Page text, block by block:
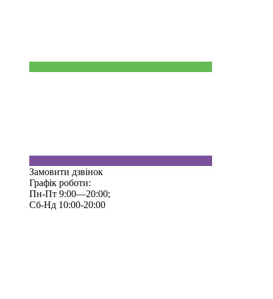
Замовити дзвінок
Графік роботи:
Пн-Пт 9:00—20:00;
Сб-Нд 10:00-20:00